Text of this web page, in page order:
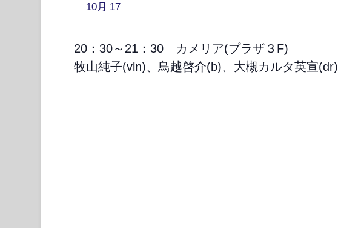
10月 17
20：30～21：30 カメリア(プラザ３F)
牧山純子(vln)、鳥越啓介(b)、大槻カルタ英宣(dr)